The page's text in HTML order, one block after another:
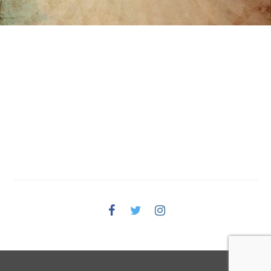
Facebook
TwitterInstagram